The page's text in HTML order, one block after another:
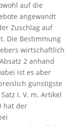
auf die
angewandt
Zuschlag auf
Die Bestimmung
wirtschaftlich
2 anhand
ist es aber
günstigste
i. V. m. Artikel
hat der